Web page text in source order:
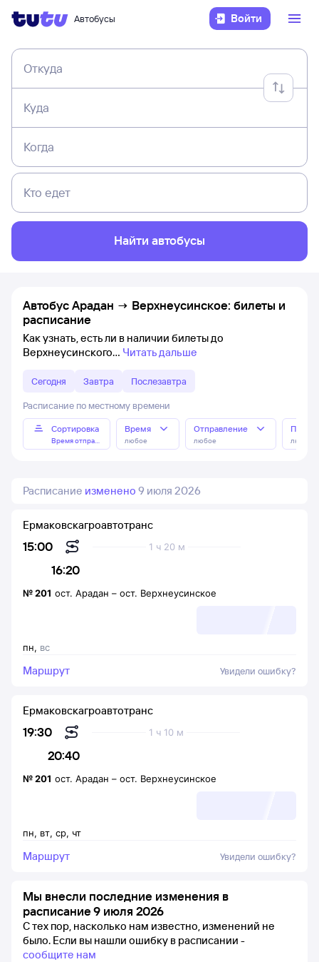
Автобусы Войти
Откуда
Куда
Когда
Кто едет
Найти автобусы
Автобус Арадан → Верхнеусинское: билеты и
расписание
Как узнать, есть ли в наличии билеты до
Верхнеусинского
Читать дальше
Сегодня Завтра Послезавтра
Расписание по местному времени
Сортировка
Время отправления
Время
любое
Отправление
любое любое
Расписание изменено 9 июля 2026
15:00
16:20
1 ч 20 м
Ермаковскагроавтотранс
пн, вс
№201 ост. Арадан – ост. Верхнеусинское
Маршрут Увидели ошибку?
19:30
20:40
1 ч 10 м
Ермаковскагроавтотранс
пн, вт, ср, чт
№201 ост. Арадан – ост. Верхнеусинское
Маршрут Увидели ошибку?
Мы внесли последние изменения в
расписание 9 июля 2026
С тех пор, насколько нам известно, изменений не
было. Если вы нашли ошибку в расписании -
сообщите нам